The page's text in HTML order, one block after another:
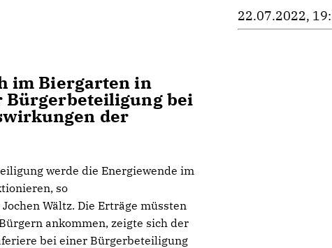
im Biergarten in
Bürgerbeteiligung bei
der
werde die Energiewende im
so
Wältz. Die Erträge müssten
ankommen, zeigte sich der
bei einer Bürgerbeteiligung
22.07.2022,